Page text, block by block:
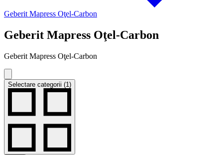
Geberit Mapress Oţel-Carbon
Geberit Mapress Oţel-Carbon
Geberit Mapress Oţel-Carbon
Selectare categorii (1)